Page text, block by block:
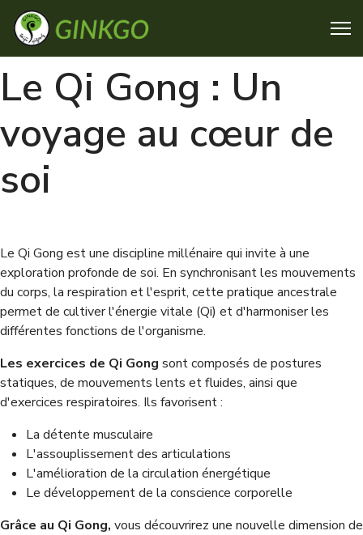
Le Qi Gong : Un
voyage au cœur de
soi
Le Qi Gong est une discipline millénaire qui invite à une
exploration profonde de soi. En synchronisant les mouvements
du corps, la respiration et l'esprit, cette pratique ancestrale
permet de cultiver l'énergie vitale (Qi) et d'harmoniser les
différentes fonctions de l'organisme.
Les exercices de Qi Gong sont composés de postures
statiques, de mouvements lents et fluides, ainsi que
d'exercices respiratoires. Ils favorisent :
La détente musculaire
L'assouplissement des articulations
L'amélioration de la circulation énergétique
Le développement de la conscience corporelle
Grâce au Qi Gong, vous découvrirez une nouvelle dimension de